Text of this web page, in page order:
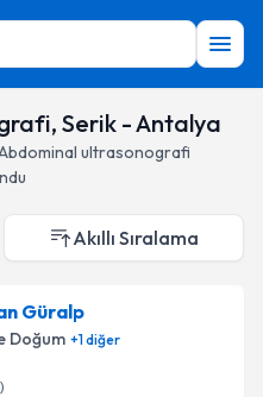
Serik - Antalya
ultrasonografi
Akıllı Sıralama
Güralp
Doğum +1diğer